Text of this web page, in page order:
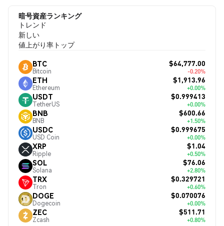
暗号資産ランキング
トレンド
新しい
値上がり率トップ
BTC
Bitcoin
$64,777.00
-0.20%
ETH
Ethereum
$1,913.96
+0.00%
USDT
TetherUS
$0.999413
+0.00%
BNB
BNB
$600.66
+1.50%
USDC
USD Coin
$0.999675
+0.00%
XRP
Ripple
$1.04
+0.50%
SOL
Solana
$76.06
+2.80%
TRX
Tron
$0.329721
+0.60%
DOGE
Dogecoin
$0.070076
+0.00%
ZEC
Zcash
$511.71
+0.80%